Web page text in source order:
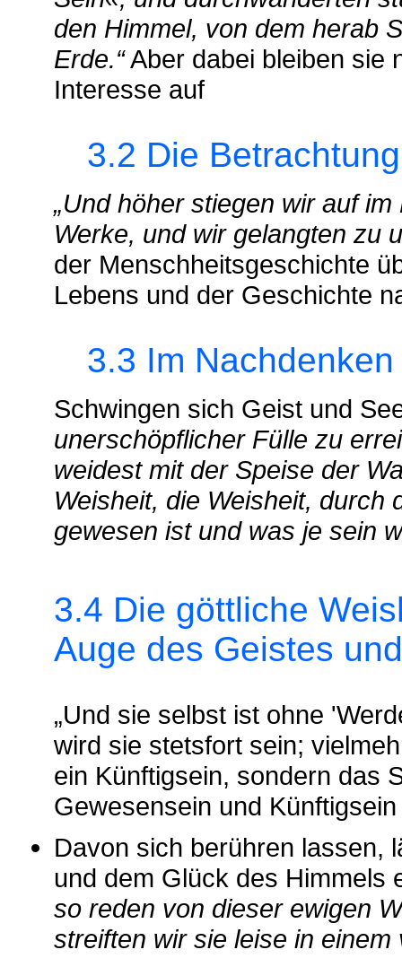
den Himmel, von dem herab
Erde.“Aber dabei bleiben sie
Interesse auf
3.2 Die Betrachtung
„Und höher stiegen wir auf
Werke, und wir gelangten zu
der Menschheitsgeschichte
Lebens und der Geschichte
3.3 Im Nachdenken
Schwingen sich Geist und
unerschöpflicher Fülle zu
weidest mit der Speise der
Weisheit, die Weisheit, durch
gewesen ist und was je sein
3.4 Die göttliche
Auge des Geistes
„Und sie selbst ist ohne
wird sie stetsfort sein;
ein Künftigsein, sondern das
Gewesensein und
Davon sich berühren lassen,
und dem Glück des Himmels
so reden von dieser ewigen
streiften wir sie leise in